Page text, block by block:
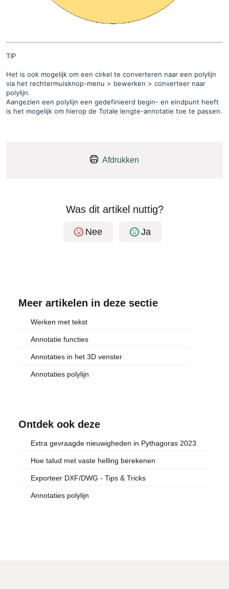
TIP
Het is ook mogelijk om een cirkel te converteren naar een polylijn
via het rechtermuisknop-menu > bewerken > converteer naar
polylijn.
Aangezien een polylijn een gedefinieerd begin- en eindpunt heeft
is het mogelijk om hierop de Totale lengte-annotatie toe te passen.
Afdrukken
Was dit artikel nuttig?
Nee Ja
Meer artikelen in deze sectie
Werken met tekst
Annotatie functies
Annotaties in het 3D venster
Annotaties polylijn
Ontdek ook deze
Extra gevraagde nieuwigheden in Pythagoras 2023
Hoe talud met vaste helling berekenen
Exporteer DXF/DWG - Tips & Tricks
Annotaties polylijn